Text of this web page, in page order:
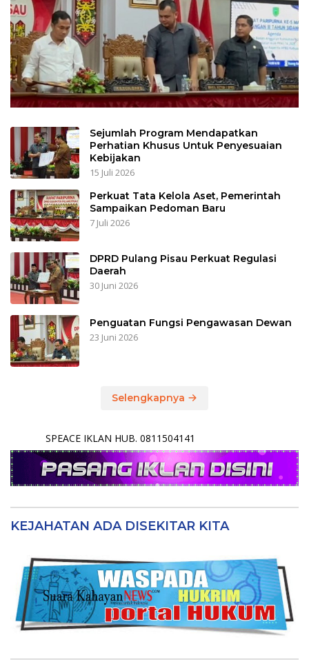
Sejumlah Program Mendapatkan
Perhatian Khusus Untuk Penyesuaian
Kebijakan
15 Juli 2026
Perkuat Tata Kelola Aset, Pemerintah
Sampaikan Pedoman Baru
7 Juli 2026
DPRD Pulang Pisau Perkuat Regulasi
Daerah
30 Juni 2026
Penguatan Fungsi Pengawasan Dewan
23 Juni 2026
Selengkapnya
SPEACE IKLAN HUB. 0811504141
KEJAHATAN ADA DISEKITAR KITA